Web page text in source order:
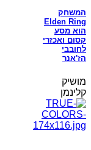
המשחק
Elden Ring
הוא מסע
קסום ואכזרי
לחובבי
הז'אנר
מושיק
קלינמן